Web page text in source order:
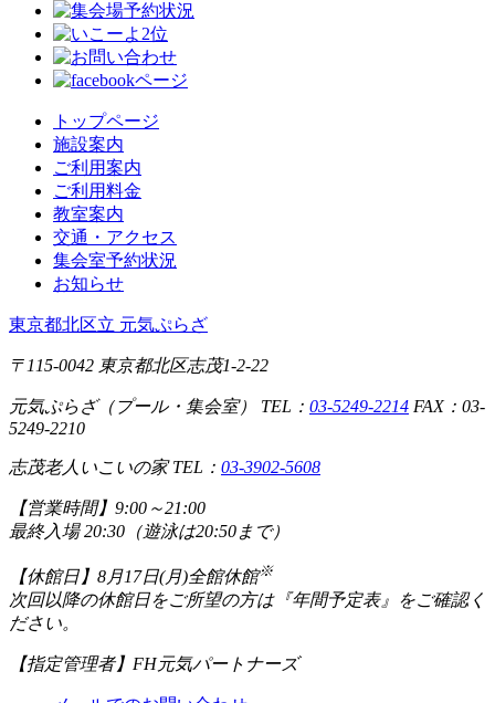
トップページ
施設案内
ご利用案内
ご利用料金
教室案内
交通・アクセス
集会室予約状況
お知らせ
東京都北区立 元気ぷらざ
〒115-0042 東京都北区志茂1-2-22
元気ぷらざ（プール・集会室） TEL： 03-5249-2214 FAX：03-
5249-2210
志茂老人いこいの家 TEL： 03-3902-5608
【営業時間】 9:00～21:00
最終入場 20:30（遊泳は20:50まで）
【休館日】 8月17日(月)全館休館※
次回以降の休館日をご所望の方は『年間予定表』をご確認く
ださい。
【指定管理者】 FH元気パートナーズ